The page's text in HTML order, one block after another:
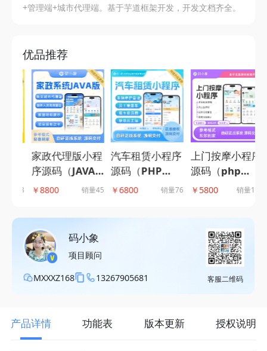
+管理端+城市代理端。基于芋道框架开发，开发文档齐全。
优品推荐
家政代理版小程
序源码（JAVA
版），支持城市
多模式设置-码
小象源码
￥8800 销量45
汽车租赁小程序
源码（PHP
版）,租车系
下属门店及车辆
￥6800 销量76
上门按摩小程序
源码（php
版），服务人员
单跟踪主流框架
打造-码小象源
￥5800 销量189
码小象
项目顾问
MXXXZ168
13267905681 客服二维码
产品详情 功能表 版本更新 授权说明